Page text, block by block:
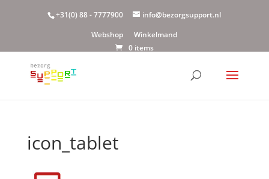
+31(0) 88 - 7777900
info@bezorgsupport.nl
Webshop
Winkelmand
0 items
icon_tablet